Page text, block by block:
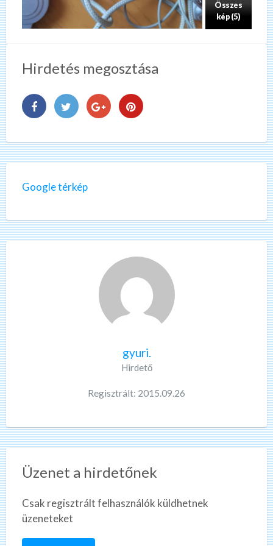
Összes
kép (5)
Hirdetés megosztása
Google térkép
gyuri.
Hirdető
Regisztrált: 2015.09.26
Üzenet a hirdetőnek
Csak regisztrált felhasználók küldhetnek
üzeneteket